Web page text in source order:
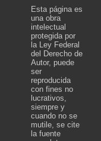
Esta página es
una obra
intelectual
protegida por
la Ley Federal
del Derecho de
Autor, puede
ser
reproducida
con fines no
lucrativos,
siempre y
cuando no se
mutile, se cite
la fuente